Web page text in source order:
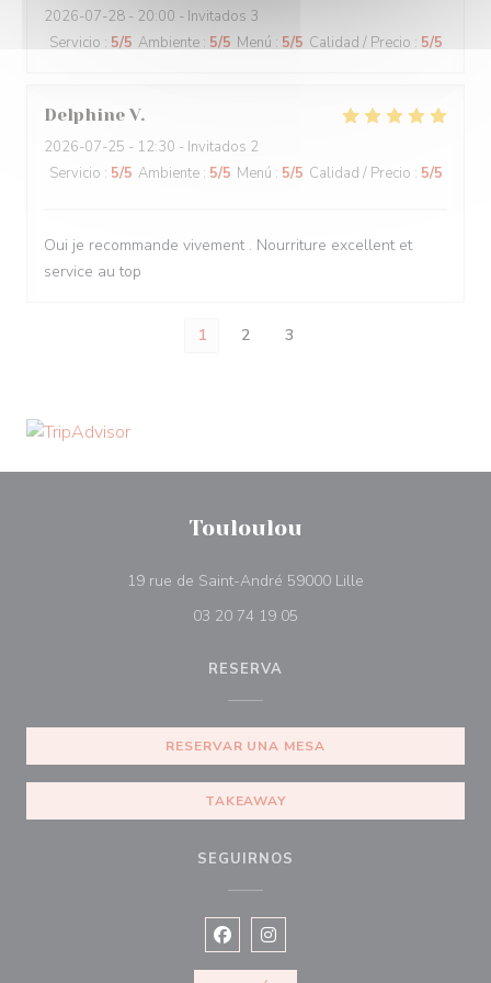
2026-07-28 - 20:00 - Invitados 3
Servicio : 5/5 Ambiente : 5/5 Menú : 5/5 Calidad / Precio : 5/5
Delphine V
2026-07-25 - 12:30 - Invitados 2
Servicio : 5/5 Ambiente : 5/5 Menú : 5/5 Calidad / Precio : 5/5
Oui je recommande vivement . Nourriture excellent et
service au top
1 2 3
Touloulou
19 rue de Saint-André 59000 Lille
03 20 74 19 05
RESERVA
RESERVAR UNA MESA
TAKEAWAY
SEGUIRNOS
Facebook ((abre en una nueva
Instagram ((abre en una